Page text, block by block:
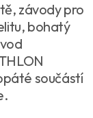
závody pro
bohatý
součástí